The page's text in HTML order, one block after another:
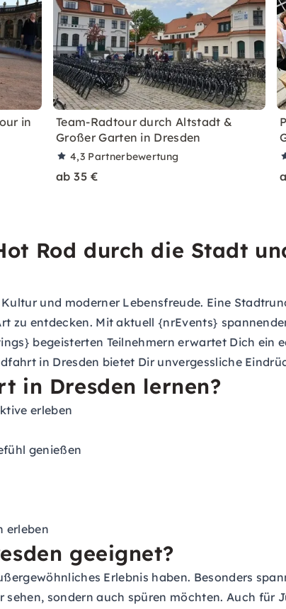
in
Team-Radtour durch Altstadt &
Großer Garten in Dresden
4,3 Partnerbewertung
ab 35 €
Rod durch die Stadt
und moderner Lebensfreude. Eine
zu entdecken. Mit aktuell {nrEvents}
begeisterten Teilnehmern erwartet Dich ein
in Dresden bietet Dir unvergessliche
in Dresden lernen?
erleben
genießen
erleben
geeignet?
Erlebnis haben. Besonders
sondern auch spüren möchten. Auch für